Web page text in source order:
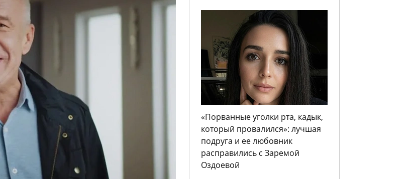
«Порванные уголки рта, кадык,
который провалился»: лучшая
подруга и ее любовник
расправились с Заремой
Оздоевой